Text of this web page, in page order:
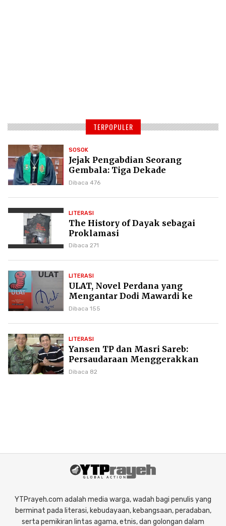
TERPOPULER
SOSOK
Jejak Pengabdian Seorang
Gembala: Tiga Dekade
Kepemimpinan Pdt. Dr. Yulius
Dibaca 476
LITERASI
The History of Dayak sebagai
Proklamasi
Dibaca 271
LITERASI
ULAT, Novel Perdana yang
Mengantar Dodi Mawardi ke
Puncak Karier Kepenulisan
Dibaca 155
LITERASI
Yansen TP dan Masri Sareb:
Persaudaraan Menggerakkan
Literasi Borneo
Dibaca 82
YTPrayeh.com adalah media warga, wadah bagi penulis yang
berminat pada literasi, kebudayaan, kebangsaan, peradaban,
serta pemikiran lintas agama, etnis, dan golongan dalam